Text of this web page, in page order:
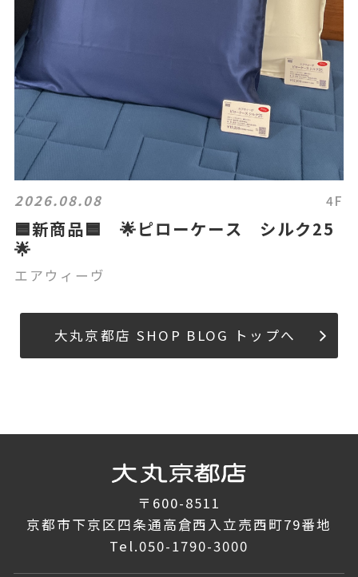
2026.08.08 4F
🟦新商品🟦 🌟ピローケース シルク25
🌟
エアウィーヴ
大丸京都店 SHOP BLOG トップへ
〒600-8511
京都市下京区四条通高倉西入立売西町79番地
Tel.050-1790-3000